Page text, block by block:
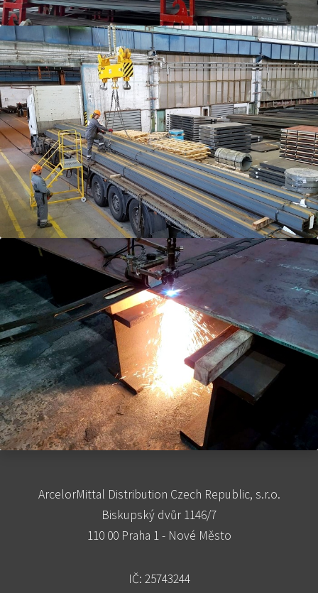
ArcelorMittal Distribution Czech Republic, s.r.o.
Biskupský dvůr 1146/7
110 00 Praha 1 - Nové Město
IČ: 25743244